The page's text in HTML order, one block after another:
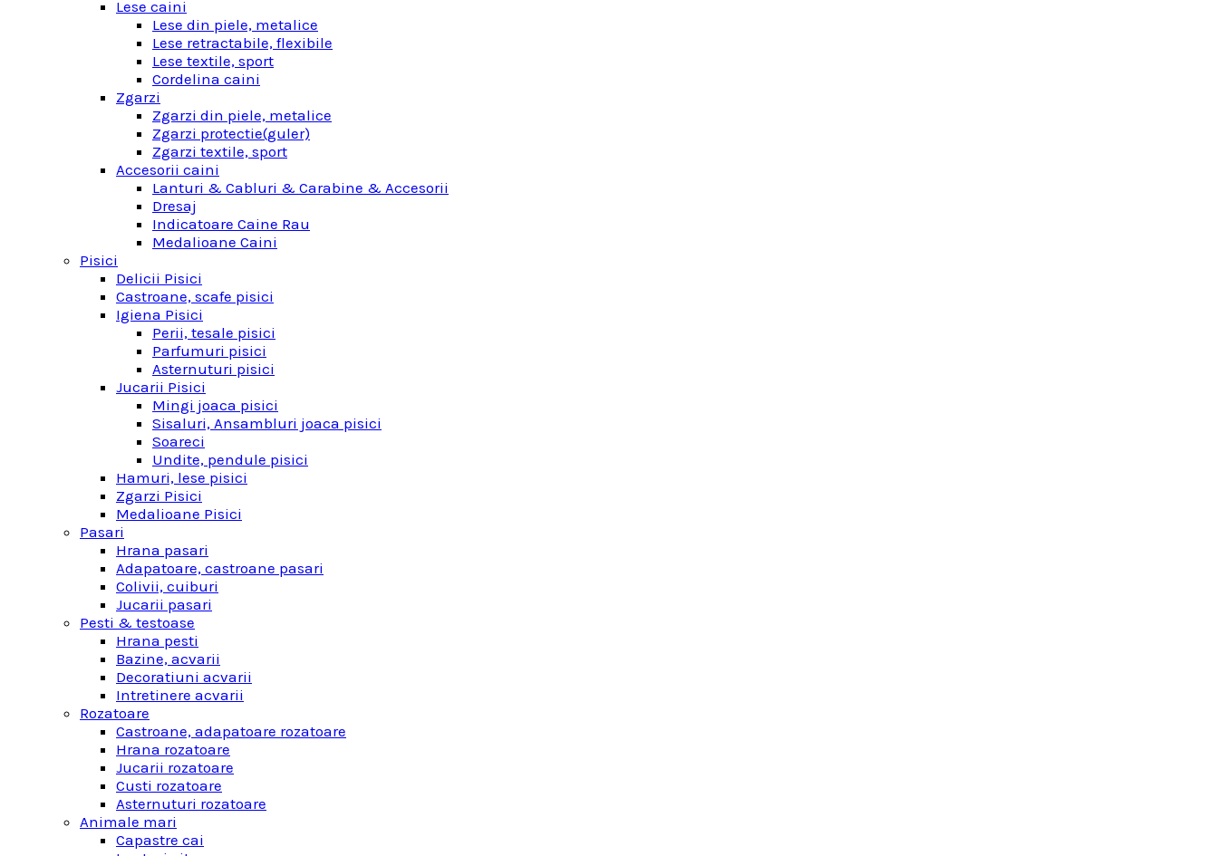
Lese caini
Lese din piele, metalice
Lese retractabile, flexibile
Lese textile, sport
Cordelina caini
Zgarzi
Zgarzi din piele, metalice
Zgarzi protectie(guler)
Zgarzi textile, sport
Accesorii caini
Lanturi & Cabluri & Carabine & Accesorii
Dresaj
Indicatoare Caine Rau
Medalioane Caini
Pisici
Delicii Pisici
Castroane, scafe pisici
Igiena Pisici
Perii, tesale pisici
Parfumuri pisici
Asternuturi pisici
Jucarii Pisici
Mingi joaca pisici
Sisaluri, Ansambluri joaca pisici
Soareci
Undite, pendule pisici
Hamuri, lese pisici
Zgarzi Pisici
Medalioane Pisici
Pasari
Hrana pasari
Adapatoare, castroane pasari
Colivii, cuiburi
Jucarii pasari
Pesti & testoase
Hrana pesti
Bazine, acvarii
Decoratiuni acvarii
Intretinere acvarii
Rozatoare
Castroane, adapatoare rozatoare
Hrana rozatoare
Jucarii rozatoare
Custi rozatoare
Asternuturi rozatoare
Animale mari
Capastre cai